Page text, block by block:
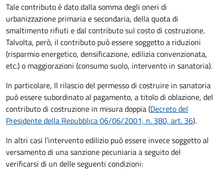
Tale contributo è dato dalla somma degli oneri di
urbanizzazione primaria e secondaria, della quota di
smaltimento rifiuti e dal contributo sul costo di costruzione.
Talvolta, però, il contributo può essere soggetto a riduzioni
(risparmio energetico, densificazione, edilizia convenzionata,
etc.) o maggiorazioni (consumo suolo, intervento in sanatoria).
In particolare, Il rilascio del permesso di costruire in sanatoria
può essere subordinato al pagamento, a titolo di oblazione, del
contributo di costruzione in misura doppia (Decreto del
Presidente della Repubblica 06/06/2001, n. 380, art. 36).
In altri casi l’intervento edilizio può essere invece soggetto al
versamento di una sanzione pecuniaria a seguito del
verificarsi di un delle seguenti condizioni: